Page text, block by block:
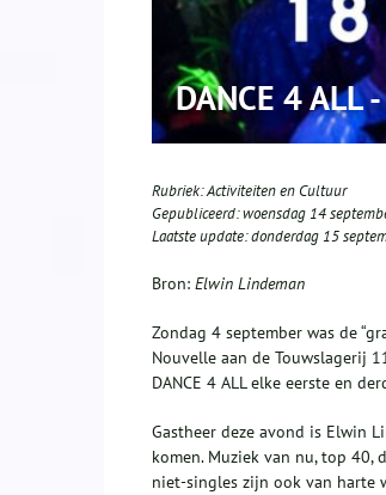
DANCE 4 ALL
Rubriek:Activiteiten en Cultuur
Gepubliceerd:woensdag 14
Laatste update:donderdag 15
Bron: Elwin Lindeman
Zondag 4 september was de
Nouvelle aan de Touwslagerij
DANCE 4 ALL elke eerste en
Gastheer deze avond is Elwin
komen. Muziek van nu, top 40,
niet-singles zijn ook van harte